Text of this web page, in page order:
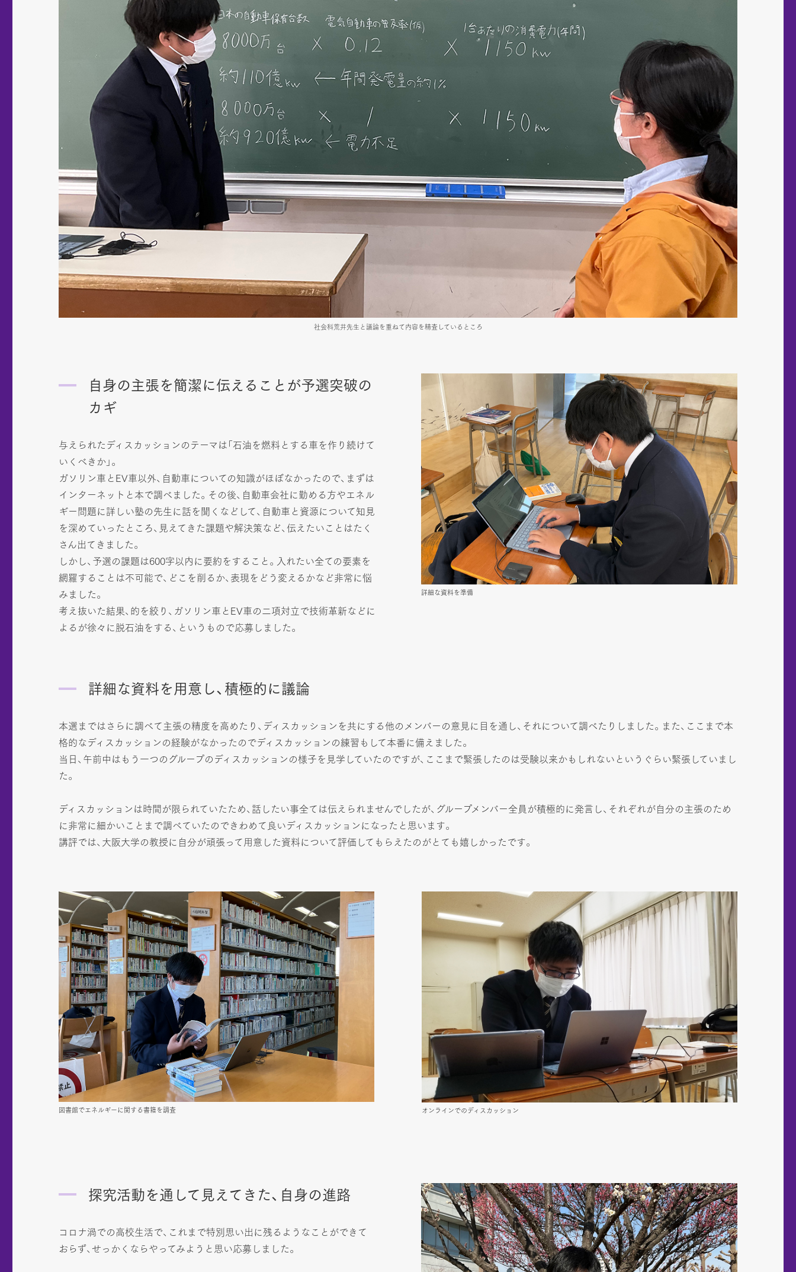
社会科荒井先生と議論を重ねて内容を精査しているところ
詳細な資料を準備
自身の主張を簡潔に伝えることが予選突破の
カギ
与えられたディスカッションのテーマは「石油を燃料とする車を作り続けて
いくべきか」。
ガソリン車とEV車以外、自動車についての知識がほぼなかったので、まずは
インターネットと本で調べました。その後、自動車会社に勤める方やエネル
ギー問題に詳しい塾の先生に話を聞くなどして、自動車と資源について知見
を深めていったところ、見えてきた課題や解決策など、伝えたいことはたく
さん出てきました。
しかし、予選の課題は600字以内に要約をすること。入れたい全ての要素を
網羅することは不可能で、どこを削るか、表現をどう変えるかなど非常に悩
みました。
考え抜いた結果、的を絞り、ガソリン車とEV車の二項対立で技術革新などに
よるが徐々に脱石油をする、というもので応募しました。
詳細な資料を用意し、積極的に議論
本選まではさらに調べて主張の精度を高めたり、ディスカッションを共にする他のメンバーの意見に目を通し、それについて調べたりしました。また、ここまで本
格的なディスカッションの経験がなかったのでディスカッションの練習もして本番に備えました。
当日、午前中はもう一つのグループのディスカッションの様子を見学していたのですが、ここまで緊張したのは受験以来かもしれないというぐらい緊張していまし
た。
ディスカッションは時間が限られていたため、話したい事全ては伝えられませんでしたが、グループメンバー全員が積極的に発言し、それぞれが自分の主張のため
に非常に細かいことまで調べていたのできわめて良いディスカッションになったと思います。
講評では、大阪大学の教授に自分が頑張って用意した資料について評価してもらえたのがとても嬉しかったです。
図書館でエネルギーに関する書籍を調査 オンラインでのディスカッション
探究活動を通して見えてきた、自身の進路
コロナ渦での高校生活で、これまで特別思い出に残るようなことができて
おらず、せっかくならやってみようと思い応募しました。